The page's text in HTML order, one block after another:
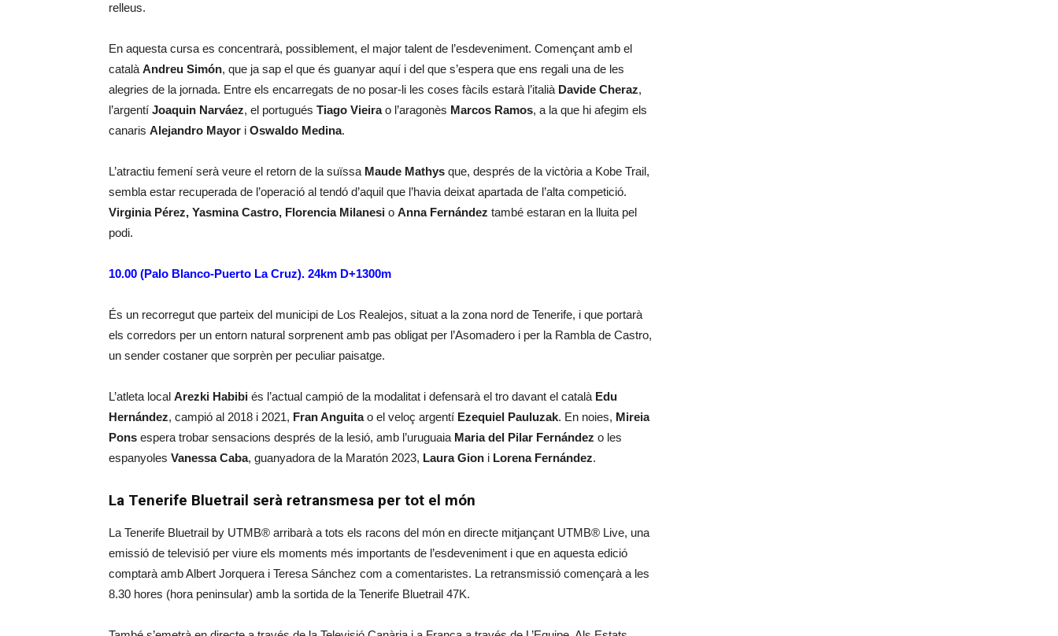
relleus.
En aquesta cursa es concentrarà, possiblement, el major talent de l’esdeveniment. Començant amb el
català Andreu Simón, que ja sap el que és guanyar aquí i del que s’espera que ens regali una de les
alegries de la jornada. Entre els encarregats de no posar-li les coses fàcils estarà l’italià Davide Cheraz,
l’argentí Joaquin Narváez, el portugués Tiago Vieirao l’aragonès Marcos Ramos, a la que hi afegim els
canaris Alejandro Mayor i Oswaldo Medina.
L’atractiu femení serà veure el retorn de la suïssa Maude Mathys que, després de la victòria a Kobe Trail,
sembla estar recuperada de l’operació al tendó d’aquil que l’havia deixat apartada de l’alta competició.
Virginia Pérez, Yasmina Castro, Florencia Milanesi o Anna Fernández també estaran en la lluita pel
podi.
10.00 (Palo Blanco-Puerto La Cruz). 24km D+1300m
És un recorregut que parteix del municipi de Los Realejos, situat a la zona nord de Tenerife, i que portarà
els corredors per un entorn natural sorprenent amb pas obligat per l’Asomadero i per la Rambla de Castro,
un sender costaner que sorprèn per peculiar paisatge.
L’atleta local Arezki Habibi és l’actual campió de la modalitat i defensarà el tro davant el català Edu
Hernández, campió al 2018 i 2021, Fran Anguitao el veloç argentí Ezequiel Pauluzak. En noies, Mireia
Pons espera trobar sensacions després de la lesió, amb l’uruguaia Maria del Pilar Fernández o les
espanyoles Vanessa Caba, guanyadora de la Maratón 2023, Laura Gion i Lorena Fernández.
La Tenerife Bluetrail serà retransmesa per tot el món
La Tenerife Bluetrail by UTMB® arribarà a tots els racons del món en directe mitjançant UTMB® Live, una
emissió de televisió per viure els moments més importants de l’esdeveniment i que en aquesta edició
comptarà amb Albert Jorquera i Teresa Sánchez com a comentaristes. La retransmissió començarà a les
8.30 hores (hora peninsular) amb la sortida de la Tenerife Bluetrail 47K.